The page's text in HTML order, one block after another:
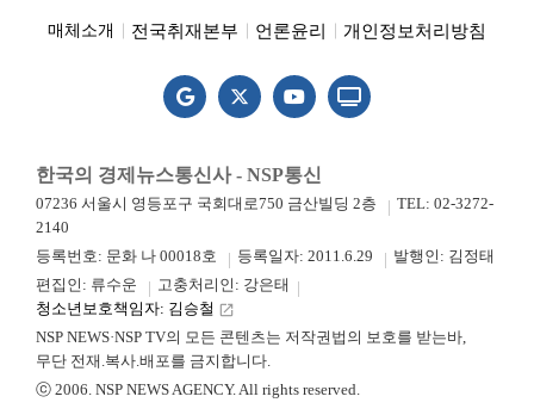
매체소개 전국취재본부 언론윤리 개인정보처리방침
한국의 경제뉴스통신사 - NSP통신
07236 서울시 영등포구 국회대로750 금산빌딩 2층
TEL: 02-3272-
2140
등록번호: 문화 나 00018호
등록일자: 2011.6.29
발행인: 김정태
편집인: 류수운
고충처리인: 강은태
청소년보호책임자: 김승철 launch
NSP NEWS·NSP TV의 모든 콘텐츠는 저작권법의 보호를 받는바,
무단 전재.복사.배포를 금지합니다.
ⓒ 2006. NSP NEWS AGENCY. All rights reserved.